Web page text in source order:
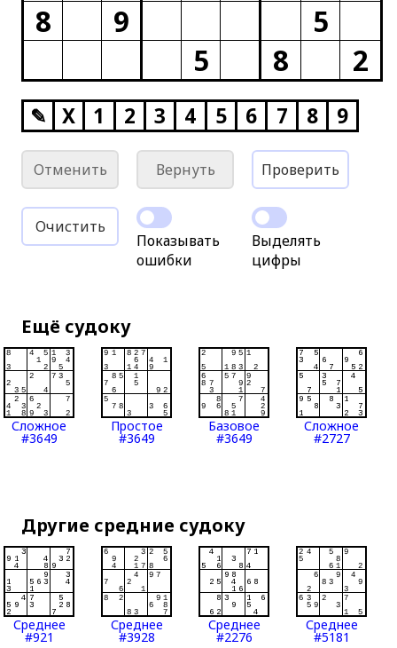
8
9
5
5
8 2
✎ X 1 2 3 4 5 6 7 8 9
Отменить Вернуть Проверить
Очистить
Показывать
ошибки
Выделять
цифры
Ещё судоку
Сложное
#3649
Простое
#3649
Базовое
#3649
Сложное
#2727
Другие средние судоку
Среднее
#921
Среднее
#3928
Среднее
#2276
Среднее
#5181